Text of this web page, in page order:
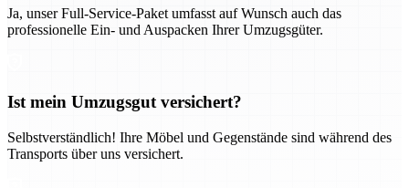
Ja, unser Full-Service-Paket umfasst auf Wunsch auch das
professionelle Ein- und Auspacken Ihrer Umzugsgüter.
Ist mein Umzugsgut versichert?
Selbstverständlich! Ihre Möbel und Gegenstände sind während des
Transports über uns versichert.